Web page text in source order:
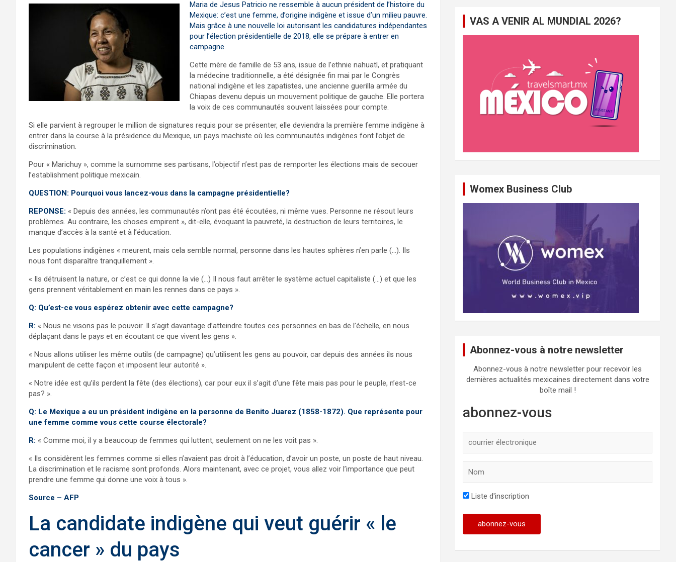
Maria de Jesus Patricio ne ressemble à aucun président de l’histoire du
Mexique: c’est une femme, d’origine indigène et issue d’un milieu pauvre.
Mais grâce à une nouvelle loi autorisant les candidatures indépendantes
pour l’élection présidentielle de 2018, elle se prépare à entrer en
campagne.
Cette mère de famille de 53 ans, issue de l’ethnie nahuatl, et pratiquant
la médecine traditionnelle, a été désignée fin mai par le Congrès
national indigène et les zapatistes, une ancienne guerilla armée du
Chiapas devenu depuis un mouvement politique de gauche. Elle portera
la voix de ces communautés souvent laissées pour compte.
Si elle parvient à regrouper le million de signatures requis pour se présenter, elle deviendra la première femme indigène à
entrer dans la course à la présidence du Mexique, un pays machiste où les communautés indigènes font l’objet de
discrimination.
Pour « Marichuy », comme la surnomme ses partisans, l’objectif n’est pas de remporter les élections mais de secouer
l’establishment politique mexicain.
QUESTION: Pourquoi vous lancez-vous dans la campagne présidentielle?
REPONSE: « Depuis des années, les communautés n’ont pas été écoutées, ni même vues. Personne ne résout leurs
problèmes. Au contraire, les choses empirent », dit-elle, évoquant la pauvreté, la destruction de leurs territoires, le
manque d’accès à la santé et à l’éducation.
Les populations indigènes « meurent, mais cela semble normal, personne dans les hautes sphères n’en parle (…). Ils
nous font disparaître tranquillement ».
« Ils détruisent la nature, or c’est ce qui donne la vie (…) Il nous faut arrêter le système actuel capitaliste (…) et que les
gens prennent véritablement en main les rennes dans ce pays ».
Q: Qu’est-ce vous espérez obtenir avec cette campagne?
R: « Nous ne visons pas le pouvoir. Il s’agit davantage d’atteindre toutes ces personnes en bas de l’échelle, en nous
déplaçant dans le pays et en écoutant ce que vivent les gens ».
« Nous allons utiliser les même outils (de campagne) qu’utilisent les gens au pouvoir, car depuis des années ils nous
manipulent de cette façon et imposent leur autorité ».
« Notre idée est qu’ils perdent la fête (des élections), car pour eux il s’agit d’une fête mais pas pour le peuple, n’est-ce
pas? ».
Q: Le Mexique a eu un président indigène en la personne de Benito Juarez (1858-1872). Que représente pour
une femme comme vous cette course électorale?
R: « Comme moi, il y a beaucoup de femmes qui luttent, seulement on ne les voit pas ».
« Ils considèrent les femmes comme si elles n’avaient pas droit à l’éducation, d’avoir un poste, un poste de haut niveau.
La discrimination et le racisme sont profonds. Alors maintenant, avec ce projet, vous allez voir l’importance que peut
prendre une femme qui donne une voix à tous ».
Source – AFP
La candidate indigène qui veut guérir « le
cancer » du pays
c
VAS A VENIR AL MUNDIAL 2026?
Womex Business Club
Abonnez-vous à notre newsletter
Abonnez-vous à notre newsletter pour recevoir les
dernières actualités mexicaines directement dans votre
boîte mail !
abonnez-vous
Liste d'inscription